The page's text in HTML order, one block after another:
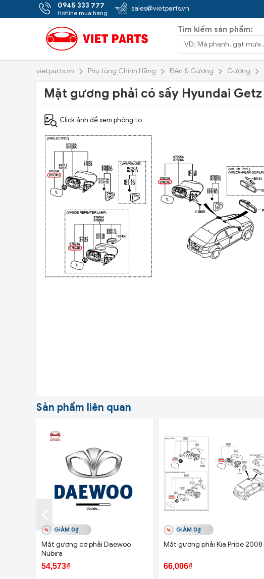
0945 333 777
Hotline mua hàng
sales@vietparts.vn
Tìm kiếm sản phẩm:
vietparts.vn Phụ tùng Chính Hãng Đèn & Gương Gương
Mặt gương phải có sấy Hyundai Getz
Click ảnh để xem phóng to
Sản phẩm liên quan
GIẢM 0₫
Mặt gương cơ phải Daewoo
Nubira
54,573₫
GIẢM 0₫
Mặt gương phải Kia Pride 2008
66,006₫